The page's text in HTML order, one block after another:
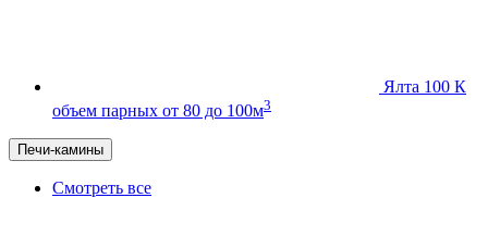
Ялта 100 К
объем парных от 80 до 100м3
Печи-камины
Смотреть все